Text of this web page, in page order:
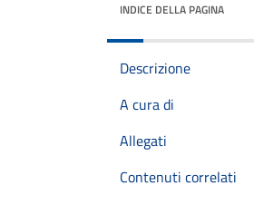
INDICE DELLA PAGINA
Descrizione
A cura di
Allegati
Contenuti correlati